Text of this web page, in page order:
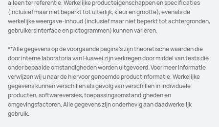
alleen ter referentie. Werkelijke producteigenschappen en specificaties
(inclusief maar niet beperkt tot uiterlijk, kleur en grootte), evenals de
werkelijke weergave-inhoud (inclusief maar niet beperkt tot achtergronden,
gebruikersinterface en pictogrammen) kunnen variëren.
**Alle gegevens op de voorgaande pagina's zijn theoretische waarden die
door interne laboratoria van Huawei zijn verkregen door middel van tests die
onder bepaalde omstandigheden worden uitgevoerd. Voor meer informatie
verwijzen wij u naar de hiervoor genoemde productinformatie. Werkelijke
gegevens kunnen verschillen als gevolg van verschillen in individuele
producten, softwareversies, toepassingsomstandigheden en
omgevingsfactoren. Alle gegevens zijn onderhevig aan daadwerkelijk
gebruik.